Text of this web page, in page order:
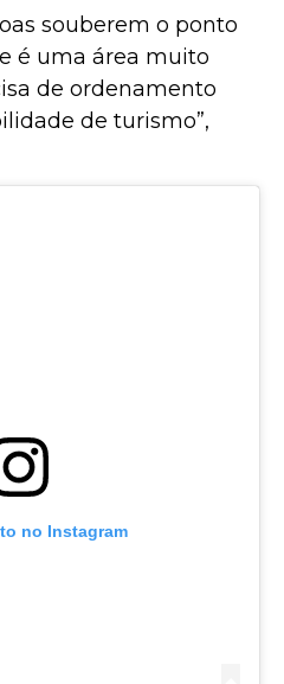
souberem o ponto
é uma área muito
de ordenamento
de turismo”,
no Instagram